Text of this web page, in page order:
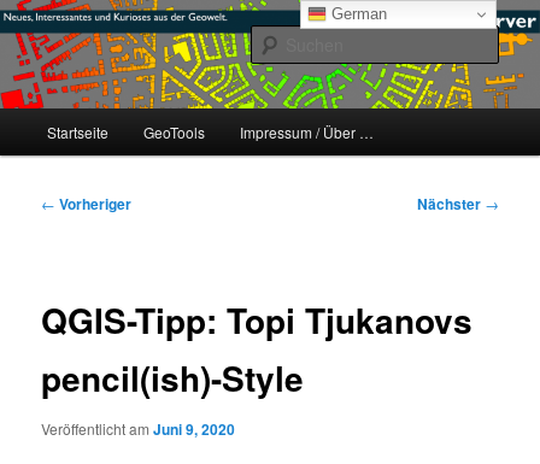
Zum
primären
Inhalt
springen#geoObserver
mikeE's GeoBlog
Startseite GeoTools Impressum / Über …
Beitragsnavigation
← Vorheriger Nächster →
QGIS-Tipp: Topi Tjukanovs
pencil(ish)-Style
Veröffentlicht amJuni 9, 2020
German